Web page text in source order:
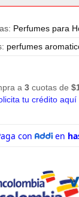
Perfumes para
perfumes
a3 cuotas de$
tu crédito aquí